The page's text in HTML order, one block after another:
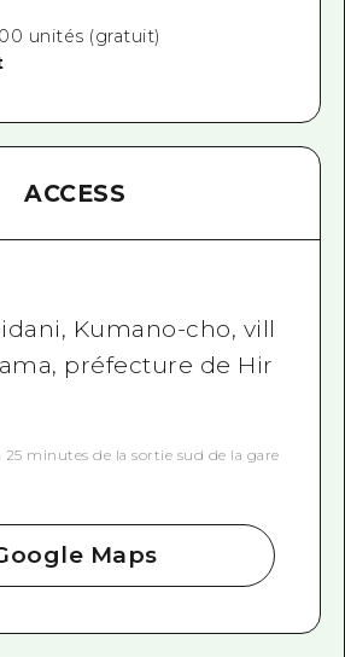
unités (gratuit)
ACCESS
Kumano-cho, vill
préfecture de Hir
minutes de la sortie sud de la gare
Maps